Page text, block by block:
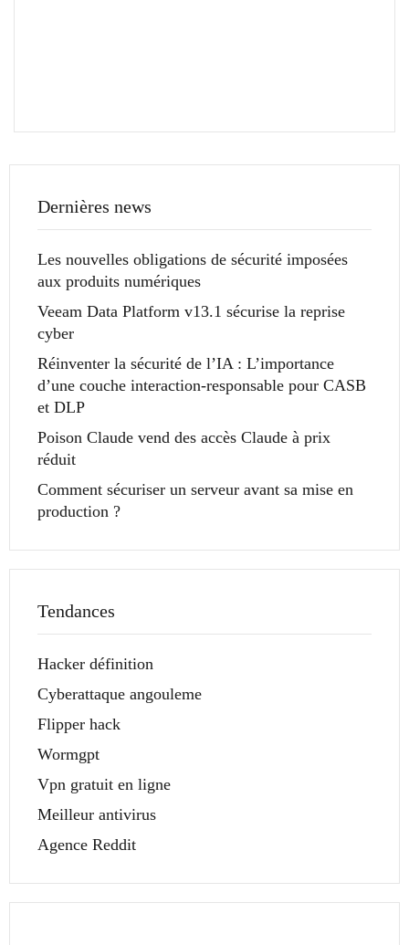
Dernières news
Les nouvelles obligations de sécurité imposées
aux produits numériques
Veeam Data Platform v13.1 sécurise la reprise
cyber
Réinventer la sécurité de l’IA : L’importance
d’une couche interaction-responsable pour CASB
et DLP
Poison Claude vend des accès Claude à prix
réduit
Comment sécuriser un serveur avant sa mise en
production ?
Tendances
Hacker définition
Cyberattaque angouleme
Flipper hack
Wormgpt
Vpn gratuit en ligne
Meilleur antivirus
Agence Reddit